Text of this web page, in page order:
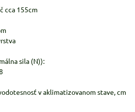
cca 155cm
sila (N)):
v aklimatizovanom stave, cm